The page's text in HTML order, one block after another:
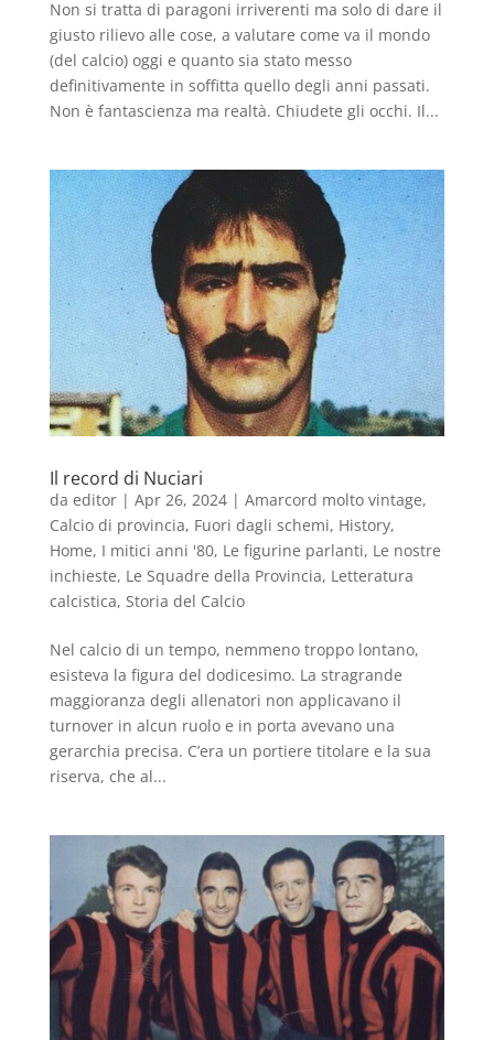
Non si tratta di paragoni irriverenti ma solo di dare il
giusto rilievo alle cose, a valutare come va il mondo
(del calcio) oggi e quanto sia stato messo
definitivamente in soffitta quello degli anni passati.
Non è fantascienza ma realtà. Chiudete gli occhi. Il...
Il record di Nuciari
da editor| Apr 26, 2024| Amarcord molto vintage,
Calcio di provincia, Fuori dagli schemi, History,
Home, I mitici anni '80, Le figurine parlanti, Le nostre
inchieste, Le Squadre della Provincia, Letteratura
calcistica, Storia del Calcio
Nel calcio di un tempo, nemmeno troppo lontano,
esisteva la figura del dodicesimo. La stragrande
maggioranza degli allenatori non applicavano il
turnover in alcun ruolo e in porta avevano una
gerarchia precisa. C’era un portiere titolare e la sua
riserva, che al...